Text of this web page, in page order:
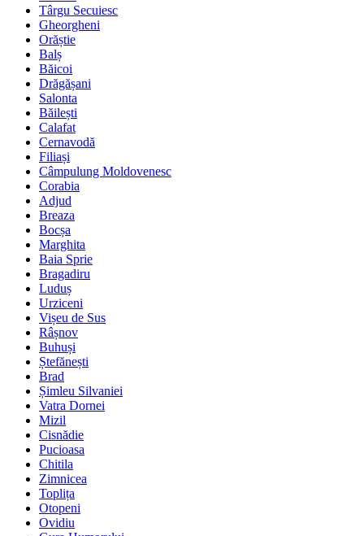
Târgu Secuiesc
Gheorgheni
Orăștie
Balș
Băicoi
Drăgășani
Salonta
Băilești
Calafat
Cernavodă
Filiași
Câmpulung Moldovenesc
Corabia
Adjud
Breaza
Bocșa
Marghita
Baia Sprie
Bragadiru
Luduș
Urziceni
Vișeu de Sus
Râșnov
Buhuși
Ștefănești
Brad
Șimleu Silvaniei
Vatra Dornei
Mizil
Cisnădie
Pucioasa
Chitila
Zimnicea
Toplița
Otopeni
Ovidiu